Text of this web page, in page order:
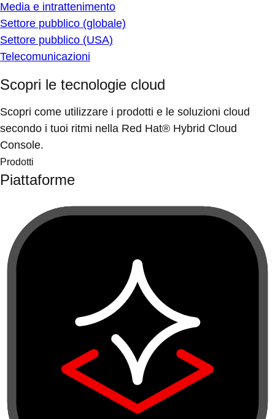
Media e intrattenimento
Settore pubblico (globale)
Settore pubblico (USA)
Telecomunicazioni
Scopri le tecnologie cloud
Scopri come utilizzare i prodotti e le soluzioni cloud
secondo i tuoi ritmi nella Red Hat® Hybrid Cloud
Console.
Prodotti
Piattaforme